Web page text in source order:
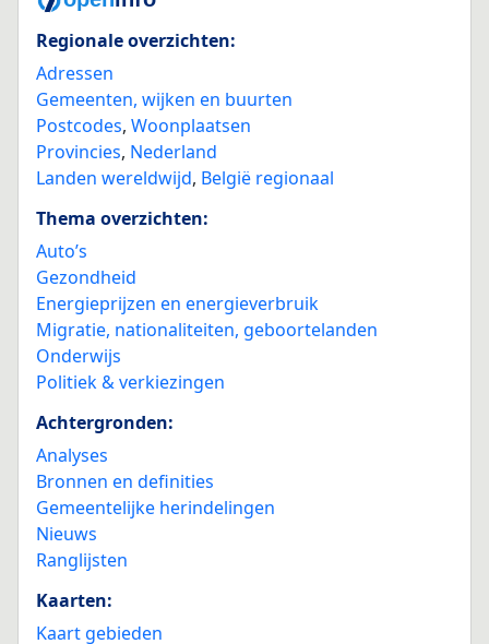
Regionale overzichten:
Adressen
Gemeenten, wijken en buurten
Postcodes, Woonplaatsen
Provincies, Nederland
Landen wereldwijd, België regionaal
Thema overzichten:
Auto’s
Gezondheid
Energieprijzen en energieverbruik
Migratie, nationaliteiten, geboortelanden
Onderwijs
Politiek & verkiezingen
Achtergronden:
Analyses
Bronnen en definities
Gemeentelijke herindelingen
Nieuws
Ranglijsten
Kaarten:
Kaart gebieden